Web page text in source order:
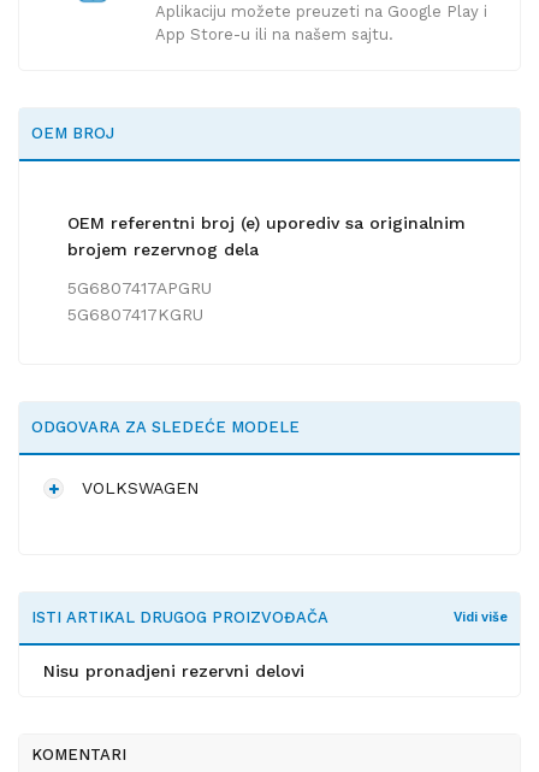
Aplikaciju možete preuzeti na Google Play i
App Store-u ili na našem sajtu.
OEM BROJ
OEM referentni broj (e) uporediv sa originalnim
brojem rezervnog dela
5G6807417APGRU
5G6807417KGRU
ODGOVARA ZA SLEDEĆE MODELE
VOLKSWAGEN
ISTI ARTIKAL DRUGOG PROIZVOĐAČA Vidi više
Nisu pronadjeni rezervni delovi
KOMENTARI